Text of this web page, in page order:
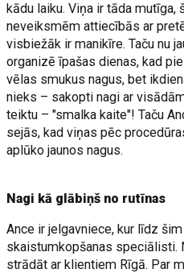
kādu laiku. Viņa ir tāda
neveiksmēm attiecībās ar
visbiežāk ir manikīre. Taču nu
organizē īpašas dienas, kad
vēlas smukus nagus, bet
nieks – sakopti nagi ar
teiktu – "smalka kaite"! Taču
sejās, kad viņas pēc
aplūko jaunos nagus.
Nagi kā glābiņš no rutīnas
Ance ir jelgavniece, kur līdz
skaistumkopšanas speciālisti.
strādāt ar klientiem Rīgā. Par